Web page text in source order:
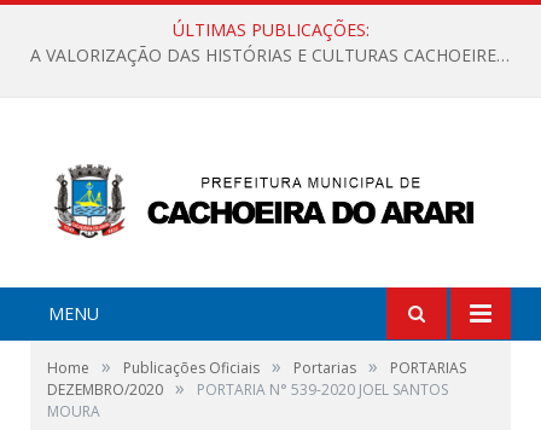
ÚLTIMAS PUBLICAÇÕES:
A VALORIZAÇÃO DAS HISTÓRIAS E CULTURAS CACHOEIRENSES
MENU
Home » Publicações Oficiais » Portarias »
PORTARIAS
DEZEMBRO/2020 »
PORTARIA N° 539-2020 JOEL SANTOS
MOURA